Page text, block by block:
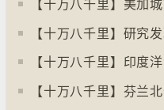
【十万八千里】美加
【十万八千里】印度